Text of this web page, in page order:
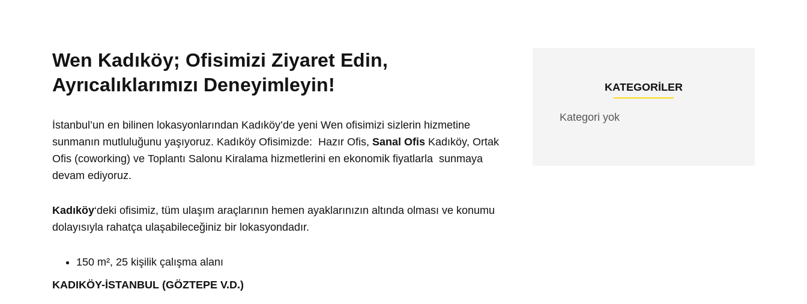
Wen Kadıköy; Ofisimizi Ziyaret Edin,
Ayrıcalıklarımızı Deneyimleyin!
İstanbul’un en bilinen lokasyonlarından Kadıköy’de yeni Wen ofisimizi sizlerin hizmetine
sunmanın mutluluğunu yaşıyoruz. Kadıköy Ofisimizde: Hazır Ofis, Sanal Ofis Kadıköy, Ortak
Ofis (coworking) ve Toplantı Salonu Kiralama hizmetlerini en ekonomik fiyatlarla sunmaya
devam ediyoruz.
Kadıköy‘deki ofisimiz, tüm ulaşım araçlarının hemen ayaklarınızın altında olması ve konumu
dolayısıyla rahatça ulaşabileceğiniz bir lokasyondadır.
150 m², 25 kişilik çalışma alanı
KADIKÖY-İSTANBUL (GÖZTEPE V.D.)
KATEGORILER
Kategori yok